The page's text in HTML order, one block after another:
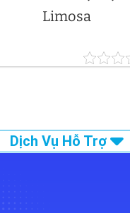
Limosa
Dịch Vụ Hỗ Trợ